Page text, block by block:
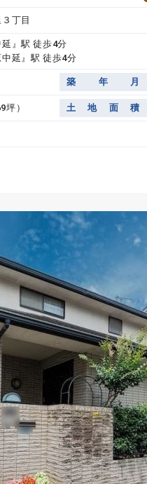
丁目
』駅 徒歩4分
延』駅 徒歩4分
築 年 月
坪） 土 地 面 積